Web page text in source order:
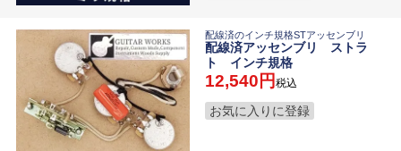
配線済のインチ規格STアッセンブリ
配線済アッセンブリ ストラ
ト インチ規格
12,540 税込
お気に入りに登録